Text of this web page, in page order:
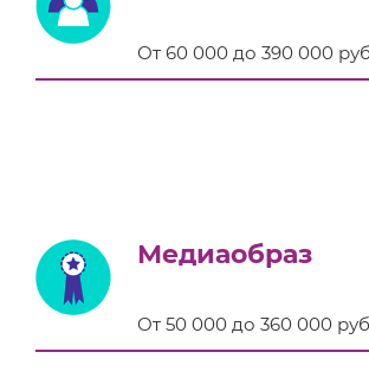
От 60 000 до 390 000
Медиаобраз
От 50 000 до 360 000